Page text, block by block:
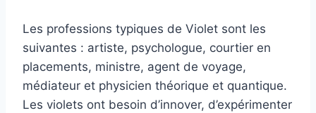
Les professions typiques de Violet sont les
suivantes : artiste, psychologue, courtier en
placements, ministre, agent de voyage,
médiateur et physicien théorique et quantique.
Les violets ont besoin d’innover, d’expérimenter